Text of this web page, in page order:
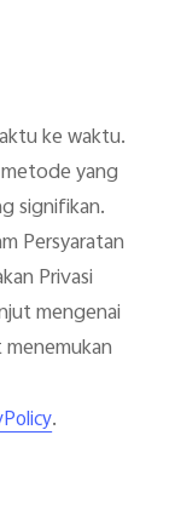
ke waktu.
yang
signifikan.
Persyaratan
Privasi
mengenai
.